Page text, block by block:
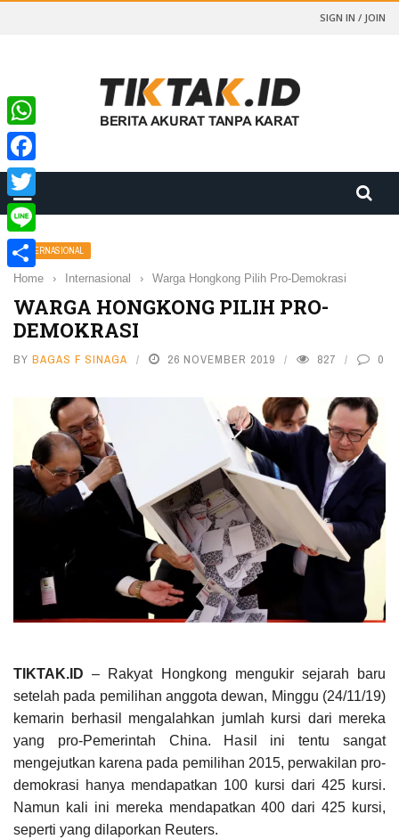
SIGN IN / JOIN
INTERNASIONAL
Home › Internasional › Warga Hongkong Pilih Pro-Demokrasi
WARGA HONGKONG PILIH PRO-
DEMOKRASI
BY BAGAS F SINAGA 26 NOVEMBER 2019 827 0
TIKTAK.ID – Rakyat Hongkong mengukir sejarah baru
setelah pada pemilihan anggota dewan, Minggu (24/11/19)
kemarin berhasil mengalahkan jumlah kursi dari mereka
yang pro-Pemerintah China. Hasil ini tentu sangat
mengejutkan karena pada pemilihan 2015, perwakilan pro-
demokrasi hanya mendapatkan 100 kursi dari 425 kursi.
Namun kali ini mereka mendapatkan 400 dari 425 kursi,
seperti yang dilaporkan Reuters.
WhatsApp
Facebook
Twitter
Line
Share